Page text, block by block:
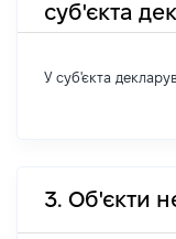
суб'єкта
У суб'єкта
3. Об'єкти